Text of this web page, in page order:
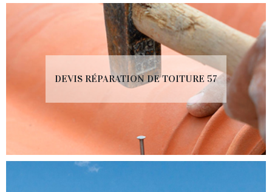
DEVIS RÉPARATION DE TOITURE 57